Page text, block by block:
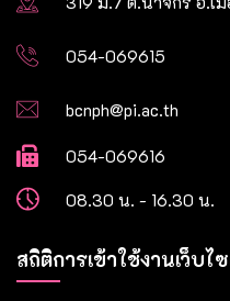
054-069615
bcnph@pi.ac.th
054-069616
08.30 น. - 16.30 น.
สถิติการเข้าใช้งานเว็บไ